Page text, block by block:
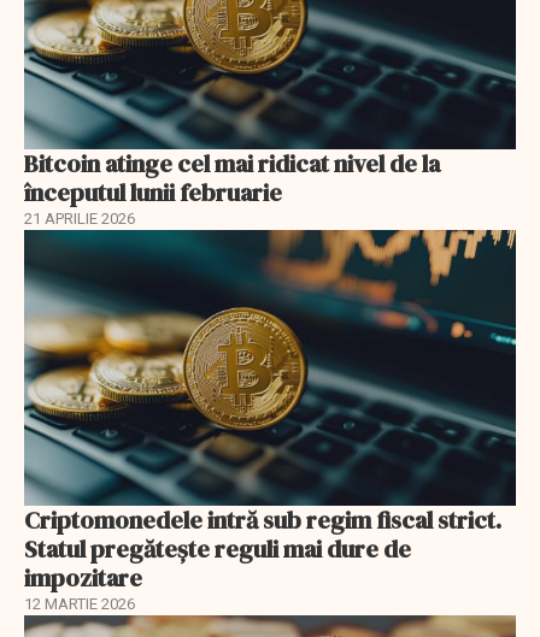
Bitcoin atinge cel mai ridicat nivel de la
începutul lunii februarie
21 APRILIE 2026
Criptomonedele intră sub regim fiscal strict.
Statul pregătește reguli mai dure de
impozitare
12 MARTIE 2026